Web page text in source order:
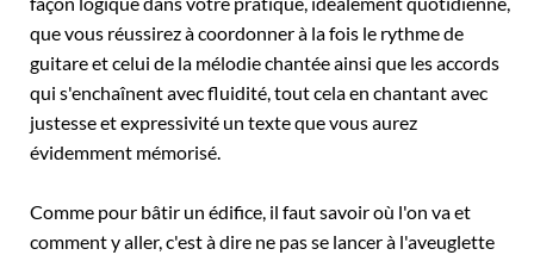
que vous réussirez à coordonner à la fois le rythme de
guitare et celui de la mélodie chantée ainsi que les accords
qui s'enchaînent avec fluidité, tout cela en chantant avec
justesse et expressivité un texte que vous aurez
évidemment mémorisé.
Comme pour bâtir un édifice, il faut savoir où l'on va et
comment y aller, c'est à dire ne pas se lancer à l'aveuglette